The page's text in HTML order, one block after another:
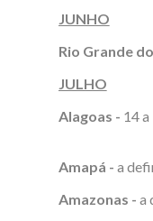
JUNHO
Rio Grande
JULHO
Alagoas - 14
Amapá - a
Amazonas - a